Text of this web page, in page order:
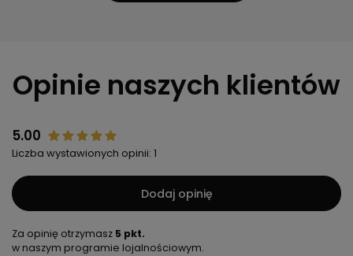
Opinie naszych klientów
5.00
Liczba wystawionych opinii: 1
Dodaj opinię
Za opinię otrzymasz 5 pkt.
w naszym programie lojalnościowym.